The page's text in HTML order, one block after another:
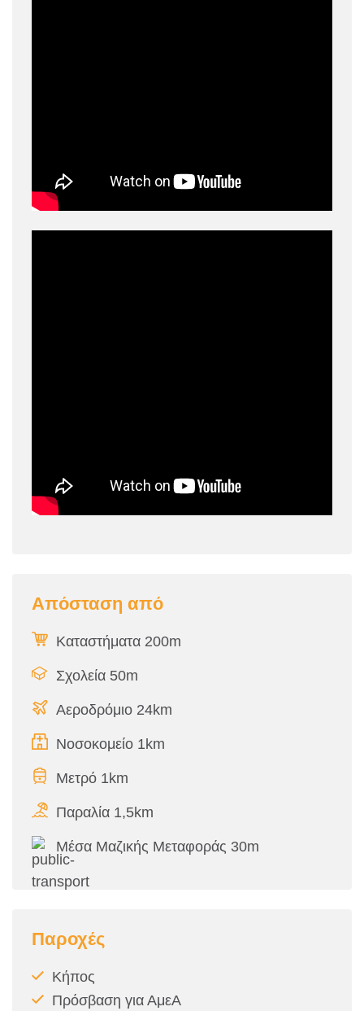
Απόσταση από
Καταστήματα 200m
Σχολεία 50m
Αεροδρόμιο 24km
Νοσοκομείο 1km
Μετρό 1km
Παραλία 1,5km
Μέσα Μαζικής Μεταφοράς 30m
Παροχές
Κήπος
Πρόσβαση για ΑμεΑ